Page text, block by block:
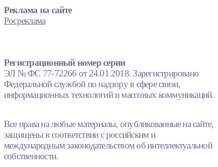
Реклама на сайте
Росреклама
Регистрационный номер серии
ЭЛ № ФС 77-72266 от 24.01.2018. Зарегистрировано
Федеральной службой по надзору в сфере связи,
информационных технологий и массовых коммуникаций.
Все права на любые материалы, опубликованные на сайте,
защищены в соответствии с российским и
международным законодательством об интеллектуальной
собственности.